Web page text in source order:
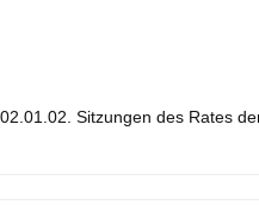
Sitzungen des Rates